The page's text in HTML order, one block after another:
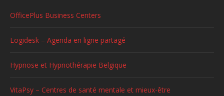
OfficePlus Business Centers
Logidesk – Agenda en ligne partagé
Hypnose et Hypnothérapie Belgique
VitaPsy – Centres de santé mentale et mieux-être